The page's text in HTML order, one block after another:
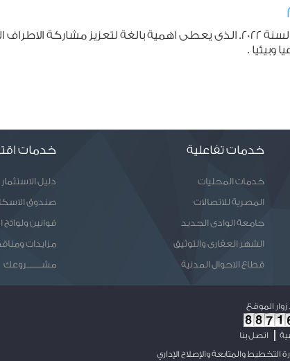
يمكن التأكيد على ان هذة المبادئ تتسق مع قانون التخطيط العام للدولة رقم 18 لسنة 2022. الذى يعطى اهمية
وبيئيا .
خدمات تفاعلية
خدمات المحليات
المصرية للاتصالات
جامعة الوادى الجديد
الشهر العقارى والتوثيق
قطاع الاحوال المدنية
خدمات
دليل الاستثمار
صندوق
قوانين ولوائح
مزايدات
مشـــــــروعك
الموقع
اتصل بنا
والمتابعة والإصلاح الإداري